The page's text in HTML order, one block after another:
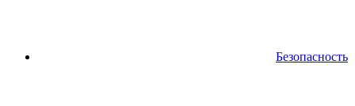
Безопасность